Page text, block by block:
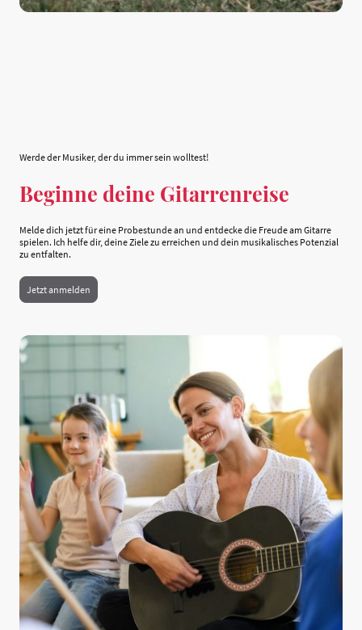
Werde der Musiker, der du immer sein wolltest!
Beginne deine Gitarrenreise
Melde dich jetzt für eine Probestunde an und entdecke die Freude am Gitarre
spielen. Ich helfe dir, deine Ziele zu erreichen und dein musikalisches Potenzial
zu entfalten.
Jetzt anmelden